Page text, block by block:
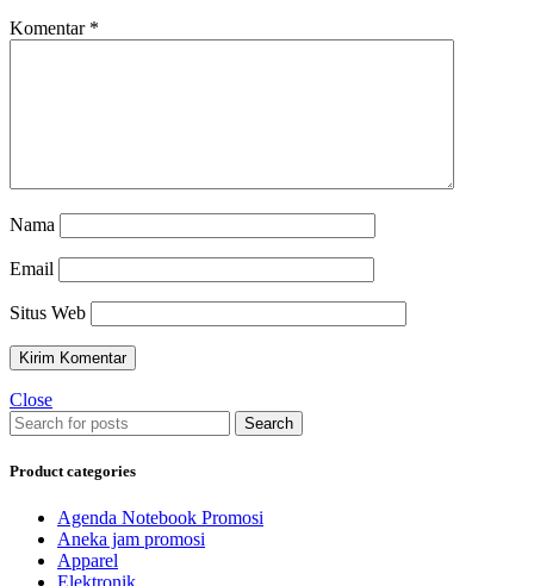
Komentar *
Nama
Email
Situs Web
Close
Search
Product categories
Agenda Notebook Promosi
Aneka jam promosi
Apparel